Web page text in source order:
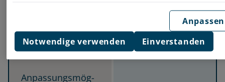
Be­rufs­krank­hei­ten
Inbegriffen
An­pas­sungs­mög­
Anpassen
Notwendige verwenden
Einverstanden